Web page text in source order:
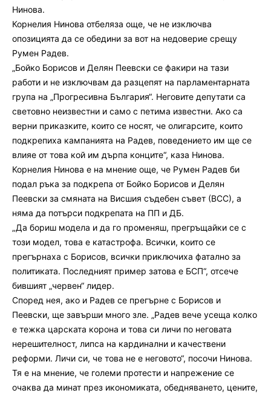
Нинова.
Корнелия Нинова отбеляза още, че не изключва
опозицията да се обедини за вот на недоверие срещу
Румен Радев.
„Бойко Борисов и Делян Пеевски се факири на тази
работи и не изключвам да разцепят на парламентарната
група на „Прогресивна България“. Неговите депутати са
световно неизвестни и само с петима известни. Ако са
верни приказките, които се носят, че олигарсите, които
подкрепиха кампанията на Радев, поведението им ще се
влияе от това кой им дърпа конците“, каза Нинова.
Корнелия Нинова е на мнение още, че Румен Радев би
подал ръка за подкрепа от Бойко Борисов и Делян
Пеевски за смяната на Висшия съдебен съвет (ВСС), а
няма да потърси подкрепата на ПП и ДБ.
„Да бориш модела и да го променяш, прегръщайки се с
този модел, това е катастрофа. Всички, които се
прегърнаха с Борисов, всички приключиха фатално за
политиката. Последният пример затова е БСП“, отсече
бившият „червен“ лидер.
Според нея, ако и Радев се прегърне с Борисов и
Пеевски, ще завърши много зле. „Радев вече усеща колко
е тежка царската корона и това си личи по неговата
нерешителност, липса на кардинални и качествени
реформи. Личи си, че това не е неговото“, посочи Нинова.
Тя е на мнение, че големи протести и напрежение се
очаква да минат през икономиката, обедняването, цените,